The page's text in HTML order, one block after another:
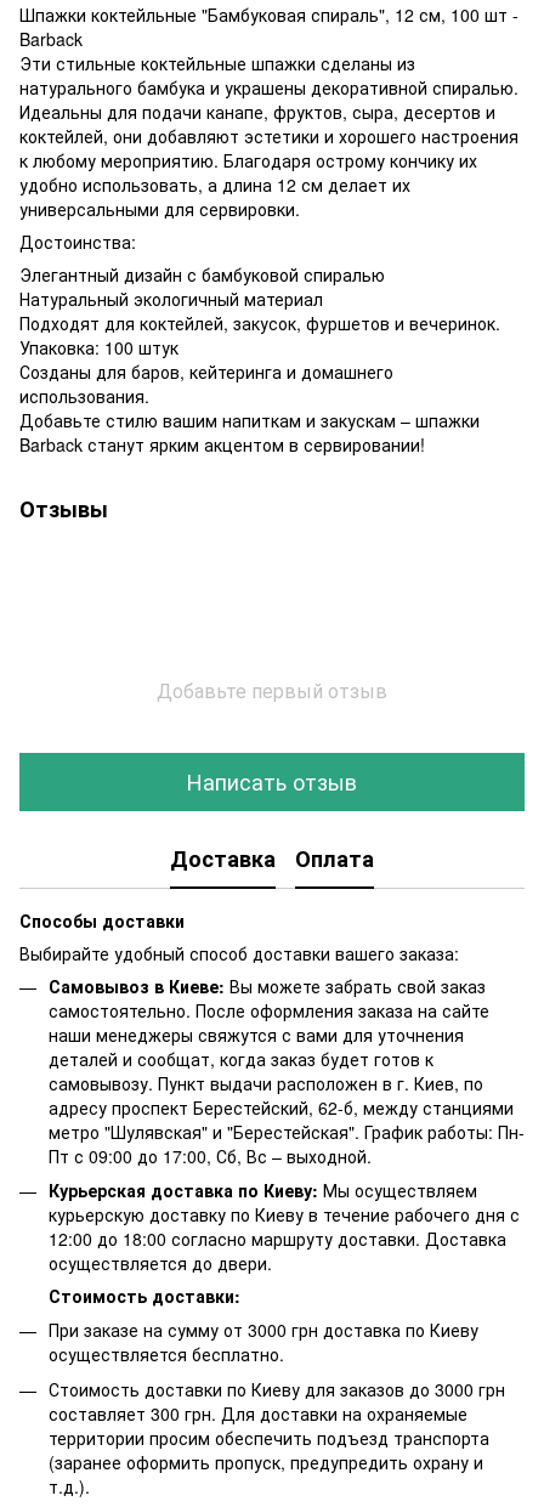
Шпажки коктейльные "Бамбуковая спираль", 12 см, 100 шт -
Barback
Эти стильные коктейльные шпажки сделаны из
натурального бамбука и украшены декоративной спиралью.
Идеальны для подачи канапе, фруктов, сыра, десертов и
коктейлей, они добавляют эстетики и хорошего настроения
к любому мероприятию. Благодаря острому кончику их
удобно использовать, а длина 12 см делает их
универсальными для сервировки.
Достоинства:
Элегантный дизайн с бамбуковой спиралью
Натуральный экологичный материал
Подходят для коктейлей, закусок, фуршетов и вечеринок.
Упаковка: 100 штук
Созданы для баров, кейтеринга и домашнего
использования.
Добавьте стилю вашим напиткам и закускам – шпажки
Barback станут ярким акцентом в сервировании!
Отзывы
Добавьте первый отзыв
Написать отзыв
Доставка Оплата
Способы доставки
Выбирайте удобный способ доставки вашего заказа:
Самовывоз в Киеве: Вы можете забрать свой заказ
самостоятельно. После оформления заказа на сайте
наши менеджеры свяжутся с вами для уточнения
деталей и сообщат, когда заказ будет готов к
самовывозу. Пункт выдачи расположен в г. Киев, по
адресу проспект Берестейский, 62-б, между станциями
метро "Шулявская" и "Берестейская". График работы: Пн-
Пт с 09:00 до 17:00, Сб, Вс – выходной.
Курьерская доставка по Киеву: Мы осуществляем
курьерскую доставку по Киеву в течение рабочего дня с
12:00 до 18:00 согласно маршруту доставки. Доставка
осуществляется до двери.
Стоимость доставки:
При заказе на сумму от 3000 грн доставка по Киеву
осуществляется бесплатно.
Стоимость доставки по Киеву для заказов до 3000 грн
составляет 300 грн. Для доставки на охраняемые
территории просим обеспечить подъезд транспорта
(заранее оформить пропуск, предупредить охрану и
т.д.).